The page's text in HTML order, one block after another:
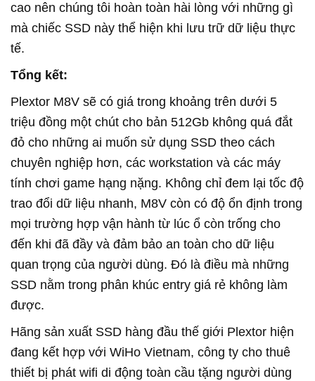
cao nên chúng tôi hoàn toàn hài lòng với những gì
mà chiếc SSD này thể hiện khi lưu trữ dữ liệu thực
tế.
Tổng kết:
Plextor M8V sẽ có giá trong khoảng trên dưới 5
triệu đồng một chút cho bản 512Gb không quá đắt
đỏ cho những ai muốn sử dụng SSD theo cách
chuyên nghiệp hơn, các workstation và các máy
tính chơi game hạng nặng. Không chỉ đem lại tốc độ
trao đổi dữ liệu nhanh, M8V còn có độ ổn định trong
mọi trường hợp vận hành từ lúc ổ còn trống cho
đến khi đã đầy và đảm bảo an toàn cho dữ liệu
quan trọng của người dùng. Đó là điều mà những
SSD nằm trong phân khúc entry giá rẻ không làm
được.
Hãng sản xuất SSD hàng đầu thế giới Plextor hiện
đang kết hợp với WiHo Vietnam, công ty cho thuê
thiết bị phát wifi di động toàn cầu tặng người dùng